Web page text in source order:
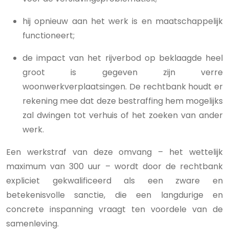
hij opnieuw aan het werk is en maatschappelijk
functioneert;
de impact van het rijverbod op beklaagde heel
groot is gegeven zijn verre
woonwerkverplaatsingen. De rechtbank houdt er
rekening mee dat deze bestraffing hem mogelijks
zal dwingen tot verhuis of het zoeken van ander
werk.
Een werkstraf van deze omvang – het wettelijk
maximum van 300 uur – wordt door de rechtbank
expliciet gekwalificeerd als een zware en
betekenisvolle sanctie, die een langdurige en
concrete inspanning vraagt ten voordele van de
samenleving.